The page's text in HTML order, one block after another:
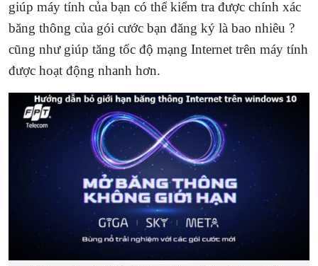
giúp máy tính của bạn có thể kiểm tra được chính xác
băng thông của gói cước bạn đăng ký là bao nhiêu ?
cũng như giúp tăng tốc độ mạng Internet trên máy tính
được hoạt động nhanh hơn.